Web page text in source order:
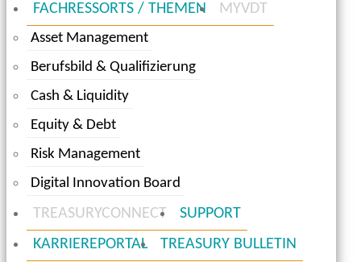
FACHRESSORTS / THEMEN
Asset Management
Berufsbild & Qualifizierung
Cash & Liquidity
Equity & Debt
Risk Management
Digital Innovation Board
MYVDT
TREASURYCONNECT
SUPPORT
KARRIEREPORTAL
TREASURY BULLETIN